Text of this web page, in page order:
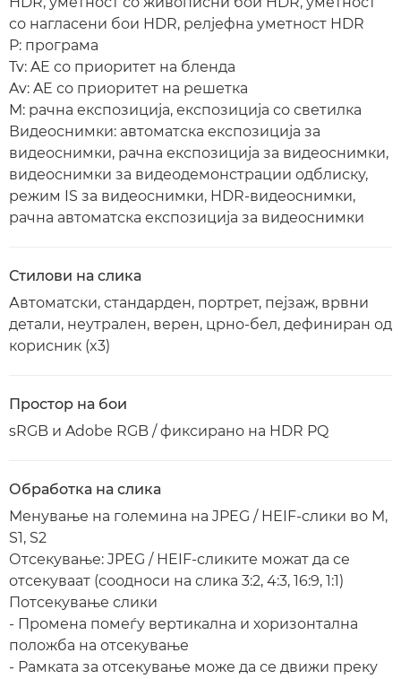
со нагласени бои HDR, релјефна уметност HDR
P: програма
Tv: AE со приоритет на бленда
Av: AE со приоритет на решетка
M: рачна експозиција, експозиција со светилка
Видеоснимки: автоматска експозиција за
видеоснимки, рачна експозиција за видеоснимки,
видеоснимки за видеодемонстрации одблиску,
режим IS за видеоснимки, HDR-видеоснимки,
рачна автоматска експозиција за видеоснимки
Стилови на слика
Автоматски, стандарден, портрет, пејзаж, врвни
детали, неутрален, верен, црно-бел, дефиниран од
корисник (x3)
Простор на бои
sRGB и Adobe RGB / фиксирано на HDR PQ
Обработка на слика
Менување на големина на JPEG / HEIF-слики во M,
S1, S2
Отсекување: JPEG / HEIF-сликите можат да се
отсекуваат (соодноси на слика 3:2, 4:3, 16:9, 1:1)
Потсекување слики
- Промена помеѓу вертикална и хоризонтална
положба на отсекување
- Рамката за отсекување може да се движи преку